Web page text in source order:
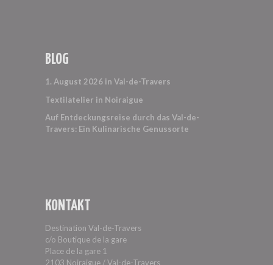
BLOG
1. August 2026 in Val-de-Travers
Textilatelier in Noiraigue
Auf Entdeckungsreise durch das Val-de-
Travers: Ein Kulinarische Genussorte
KONTAKT
Destination Val-de-Travers
c/o Boutique de la gare
Place de la gare 1
2103 Noiraigue / Val-de-Travers